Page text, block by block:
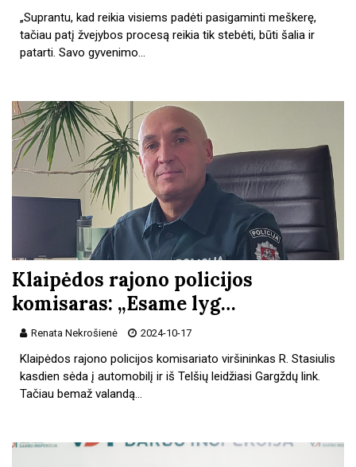
„Suprantu, kad reikia visiems padėti pasigaminti meškerę,
tačiau patį žvejybos procesą reikia tik stebėti, būti šalia ir
patarti. Savo gyvenimo…
Klaipėdos rajono policijos
komisaras: „Esame lyg…
Renata Nekrošienė 2024-10-17
Klaipėdos rajono policijos komisariato viršininkas R. Stasiulis
kasdien sėda į automobilį ir iš Telšių leidžiasi Gargždų link.
Tačiau bemaž valandą…